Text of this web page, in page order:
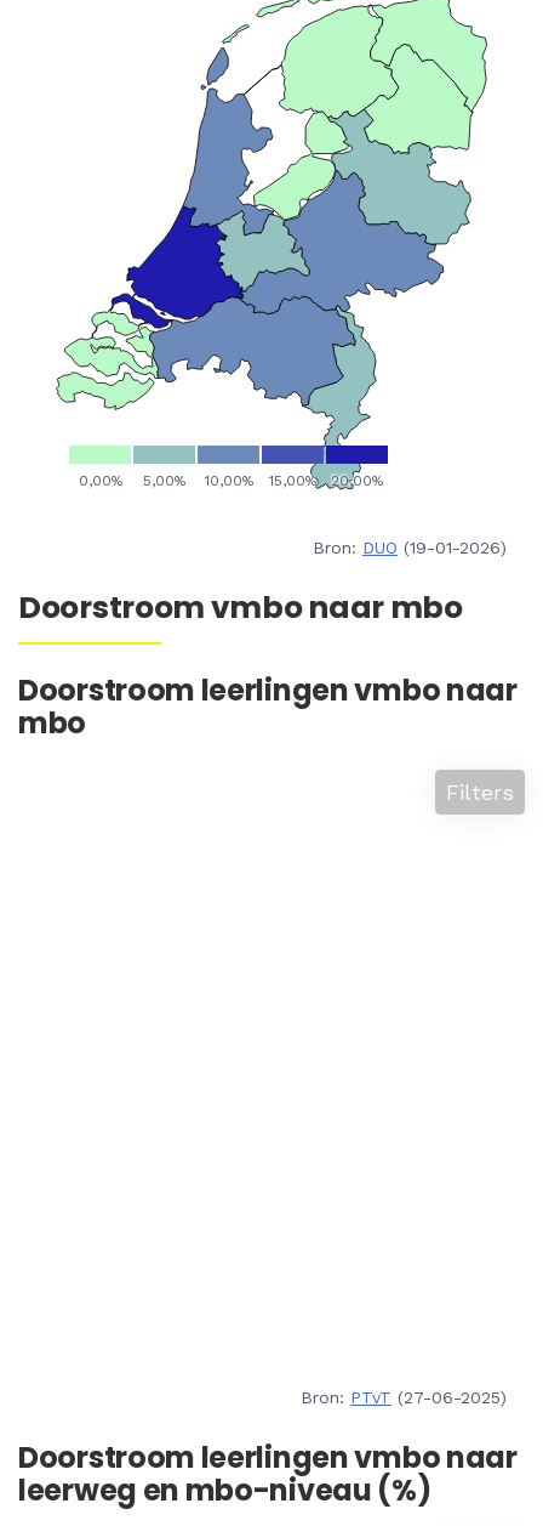
Bron: DUO (19-01-2026)
Doorstroom vmbo naar mbo
Doorstroom leerlingen vmbo naar
mbo
Filters
Bron: PTvT (27-06-2025)
Doorstroom leerlingen vmbo naar
leerweg en mbo-niveau (%)